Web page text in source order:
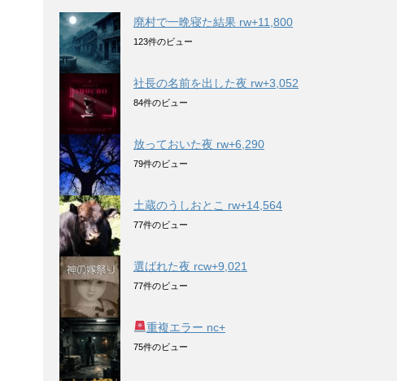
廃村で一晩寝た結果 rw+11,800
123件のビュー
社長の名前を出した夜 rw+3,052
84件のビュー
放っておいた夜 rw+6,290
79件のビュー
土蔵のうしおとこ rw+14,564
77件のビュー
選ばれた夜 rcw+9,021
77件のビュー
重複エラー nc+
75件のビュー